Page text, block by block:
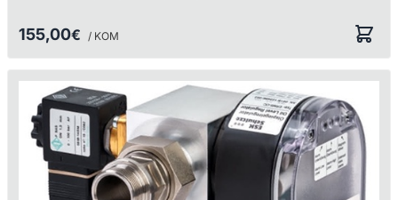
155,00€ / KOM